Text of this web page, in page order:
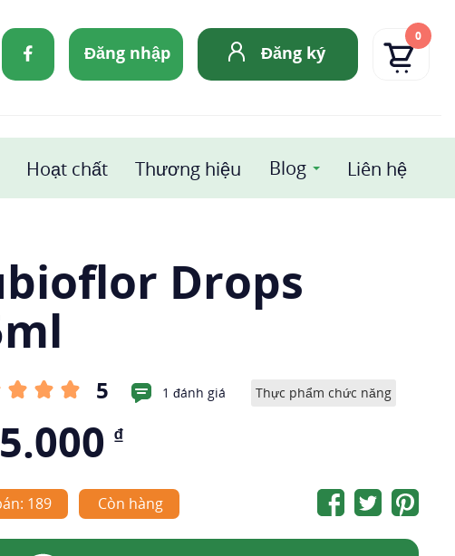
Đăng nhập Đăng ký
0
Hoạt chất Thương hiệu Blog Liên hệ
Drops
5 1 đánh giá Thực phẩm chức năng
₫
189 Còn hàng